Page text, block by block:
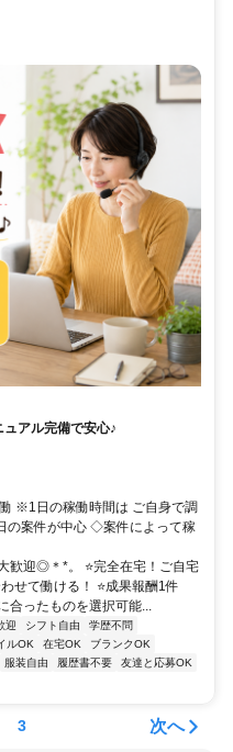
アル完備で安心♪
※1日の稼働時間は ご自身で調
案件が中心 ◇案件によって稼
歓迎◎＊*。 ⭐完全在宅！ご自宅
せて働ける！ ⭐成果報酬1件
合ったものを選択可能...
迎 シフト自由
学歴不問
ルOK 在宅OK
ブランクOK
服装自由 履歴書不要
友達と応募OK
3 次へ